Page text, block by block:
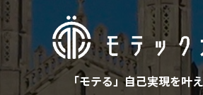
「モテる」自己実現を叶